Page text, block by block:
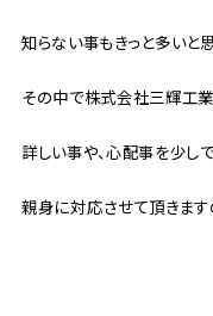
知らない事もきっと多いと思
その中で株式会社三輝工
詳しい事や、心配事を少し
親身に対応させて頂きます